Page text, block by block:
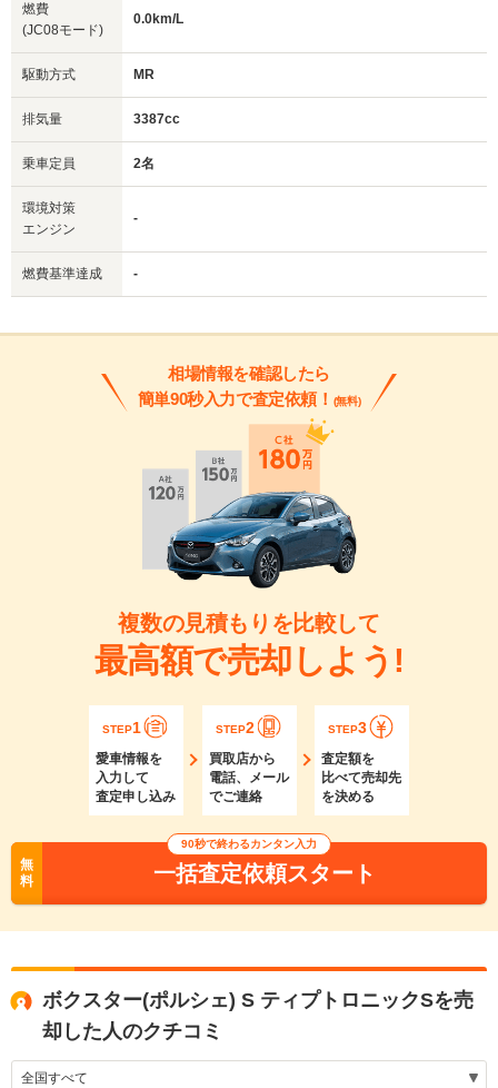
燃費
(JC08モード)
0.0km/L
駆動方式 MR
排気量 3387cc
乗車定員 2名
環境対策
エンジン
-
燃費基準達成 -
相場情報を確認したら
簡単90秒入力で査定依頼！ (無料)
複数の見積もりを比較して
最高額で売却しよう!
STEP1
愛車情報を
入力して
査定申し込み
STEP2
買取店から
電話、メール
でご連絡
STEP3
査定額を
比べて売却先
を決める
無
料
90秒で終わるカンタン入力
一括査定依頼スタート
ボクスター(ポルシェ) S ティプトロニックSを売
却した人のクチコミ